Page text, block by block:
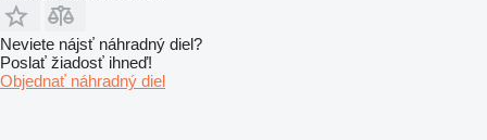
Neviete nájsť náhradný diel?
Poslať žiadosť ihneď!
Objednať náhradný diel